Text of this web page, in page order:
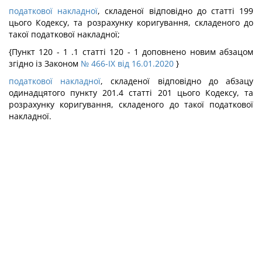
податкової накладної, складеної відповідно до статті 199
цього Кодексу, та розрахунку коригування, складеного до
такої податкової накладної;
{Пункт 120 - 1 .1 статті 120 - 1 доповнено новим абзацом
згідно із Законом № 466-IX від 16.01.2020 }
податкової накладної, складеної відповідно до абзацу
одинадцятого пункту 201.4 статті 201 цього Кодексу, та
розрахунку коригування, складеного до такої податкової
накладної.